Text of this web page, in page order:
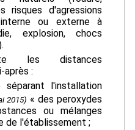
risques d'agressions
ou externe à
explosion, chocs
les distances
après :
l'installation
2015) « des peroxydes
ou mélanges
de l'établissement ;